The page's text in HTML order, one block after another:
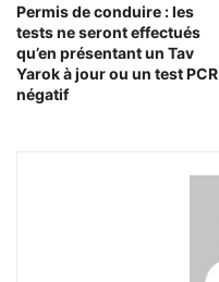
Permis de conduire : les
tests ne seront effectués
qu’en présentant un Tav
Yarok à jour ou un test PCR
négatif